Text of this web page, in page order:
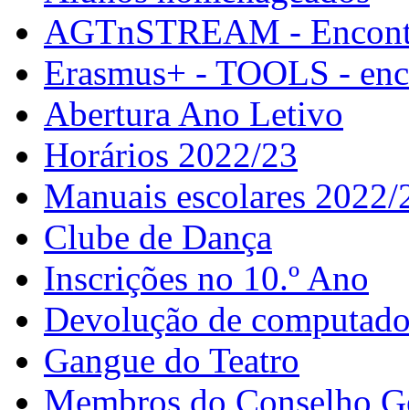
AGTnSTREAM -
Erasmus+ - TOOLS -
Abertura Ano Letivo
Horários 2022/23
Manuais escolares 2022/
Clube de Dança
Inscrições no 10.º Ano
Devolução de
Gangue do Teatro
Membros do Conselho